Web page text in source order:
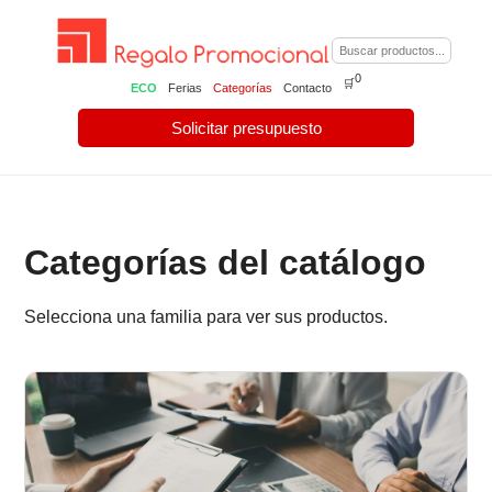
ECO Ferias Categorías Contacto
Solicitar presupuesto
🛒0
Categorías del catálogo
Selecciona una familia para ver sus productos.